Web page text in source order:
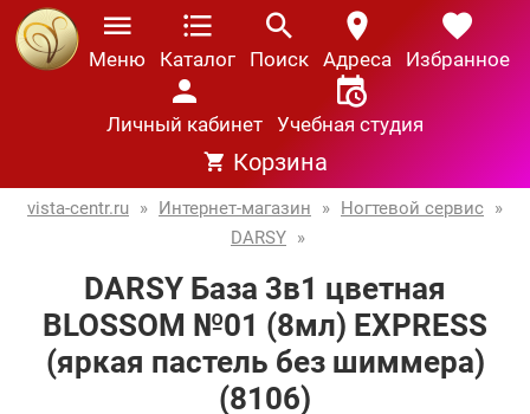
Меню Каталог Поиск Адреса Избранное
Личный кабинет Учебная студия
Корзина
vista-centr.ru » Интернет-магазин » Ногтевой сервис »
DARSY »
DARSY База 3в1 цветная
BLOSSOM №01 (8мл) EXPRESS
(яркая пастель без шиммера)
(8106)